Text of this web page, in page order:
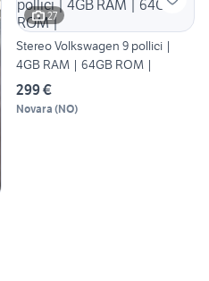
27
Stereo Volkswagen 9 pollici |
4GB RAM | 64GB ROM |
299 €
Novara (NO)